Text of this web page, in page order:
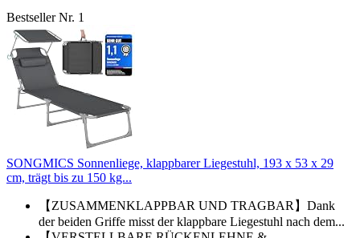
Bestseller Nr. 1
SONGMICS Sonnenliege, klappbarer Liegestuhl, 193 x 53 x 29
cm, trägt bis zu 150 kg...
【ZUSAMMENKLAPPBAR UND TRAGBAR】Dank
der beiden Griffe misst der klappbare Liegestuhl nach dem...